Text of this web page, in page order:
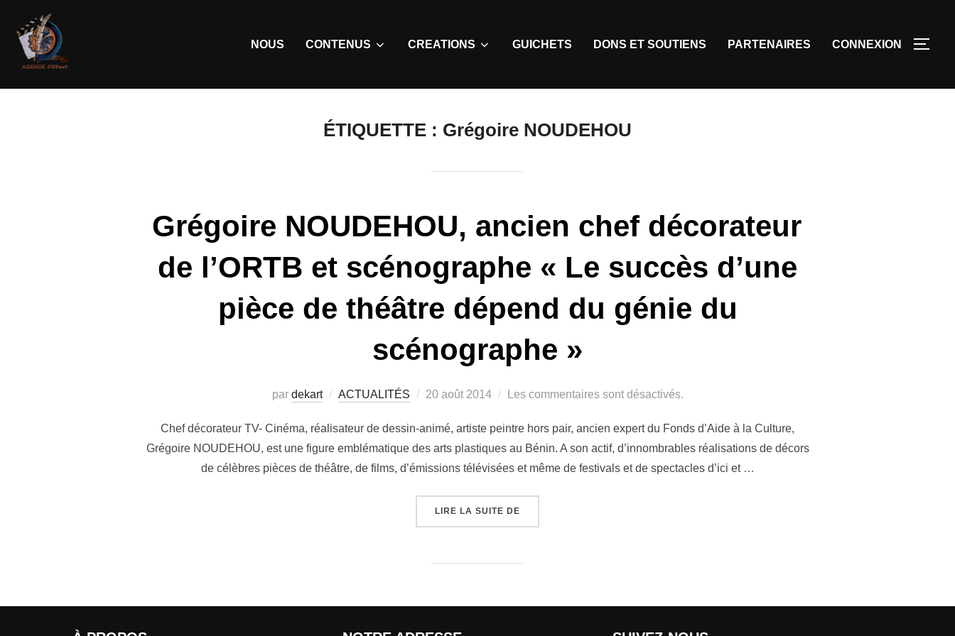
NOUS CONTENUS CREATIONS GUICHETS DONS ET SOUTIENS PARTENAIRES CONNEXION
ÉTIQUETTE : Grégoire NOUDEHOU
Grégoire NOUDEHOU, ancien chef décorateur
de l’ORTB et scénographe « Le succès d’une
pièce de théâtre dépend du génie du
scénographe »
par dekart ACTUALITÉS 20 août 2014 Les commentaires sont désactivés.
Chef décorateur TV- Cinéma, réalisateur de dessin-animé, artiste peintre hors pair, ancien expert du Fonds d’Aide à la Culture,
Grégoire NOUDEHOU, est une figure emblématique des arts plastiques au Bénin. A son actif, d’innombrables réalisations de décors
de célèbres pièces de théâtre, de films, d’émissions télévisées et même de festivals et de spectacles d’ici et …
LIRE LA SUITE DE